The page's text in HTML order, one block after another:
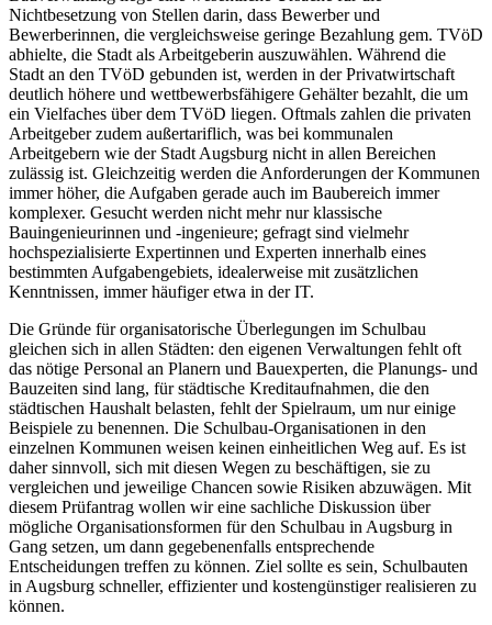
Nichtbesetzung von Stellen darin, dass Bewerber und
Bewerberinnen, die vergleichsweise geringe Bezahlung gem. TVöD
abhielte, die Stadt als Arbeitgeberin auszuwählen. Während die
Stadt an den TVöD gebunden ist, werden in der Privatwirtschaft
deutlich höhere und wettbewerbsfähigere Gehälter bezahlt, die um
ein Vielfaches über dem TVöD liegen. Oftmals zahlen die privaten
Arbeitgeber zudem außertariflich, was bei kommunalen
Arbeitgebern wie der Stadt Augsburg nicht in allen Bereichen
zulässig ist. Gleichzeitig werden die Anforderungen der Kommunen
immer höher, die Aufgaben gerade auch im Baubereich immer
komplexer. Gesucht werden nicht mehr nur klassische
Bauingenieurinnen und -ingenieure; gefragt sind vielmehr
hochspezialisierte Expertinnen und Experten innerhalb eines
bestimmten Aufgabengebiets, idealerweise mit zusätzlichen
Kenntnissen, immer häufiger etwa in der IT.
Die Gründe für organisatorische Überlegungen im Schulbau
gleichen sich in allen Städten: den eigenen Verwaltungen fehlt oft
das nötige Personal an Planern und Bauexperten, die Planungs- und
Bauzeiten sind lang, für städtische Kreditaufnahmen, die den
städtischen Haushalt belasten, fehlt der Spielraum, um nur einige
Beispiele zu benennen. Die Schulbau-Organisationen in den
einzelnen Kommunen weisen keinen einheitlichen Weg auf. Es ist
daher sinnvoll, sich mit diesen Wegen zu beschäftigen, sie zu
vergleichen und jeweilige Chancen sowie Risiken abzuwägen. Mit
diesem Prüfantrag wollen wir eine sachliche Diskussion über
mögliche Organisationsformen für den Schulbau in Augsburg in
Gang setzen, um dann gegebenenfalls entsprechende
Entscheidungen treffen zu können. Ziel sollte es sein, Schulbauten
in Augsburg schneller, effizienter und kostengünstiger realisieren zu
können.